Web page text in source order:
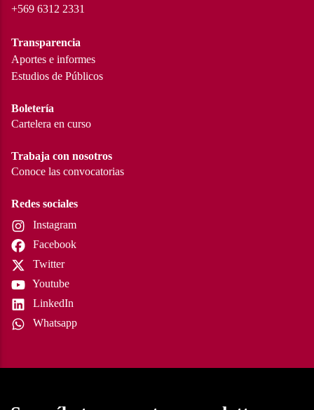
+569 6312 2331
Transparencia
Aportes e informes
Estudios de Públicos
Boletería
Cartelera en curso
Trabaja con nosotros
Conoce las convocatorias
Redes sociales
Instagram
Facebook
Twitter
Youtube
LinkedIn
Whatsapp